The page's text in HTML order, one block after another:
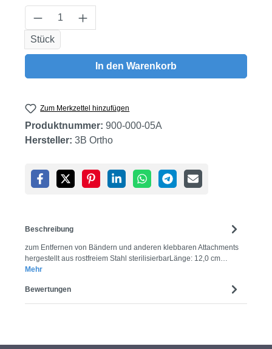
Produkt Anzahl: Gib den gewünschten
Stück
In den Warenkorb
Zum Merkzettel hinzufügen
Produktnummer: 900-000-05A
Hersteller: 3B Ortho
Beschreibung
zum Entfernen von Bändern und anderen klebbaren Attachments
hergestellt aus rostfreiem Stahl sterilisierbarLänge: 12,0 cm…
Mehr
Bewertungen